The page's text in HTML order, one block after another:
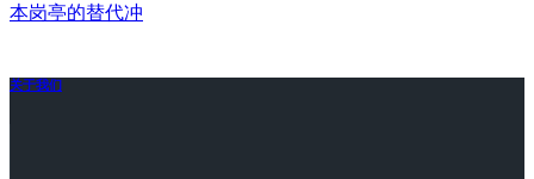
本岗亭的替代冲
关于我们